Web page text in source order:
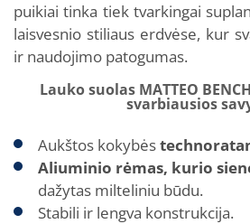
puikiai tinka tiek tvarkingai
laisvesnio stiliaus erdvėse, kur
ir naudojimo patogumas.
Lauko suolas MATTEO
svarbiausios
Aukštos kokybės
Aliuminio rėmas, kurio
dažytas milteliniu būdu.
Stabili ir lengva konstrukcija.